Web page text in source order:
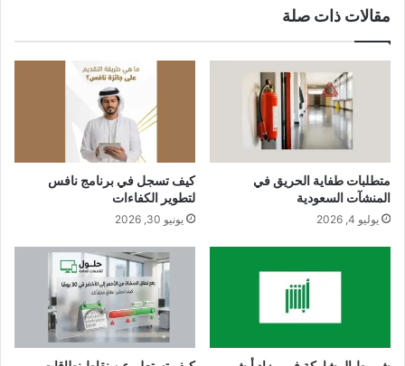
مقالات ذات صلة
متطلبات طفاية الحريق في
المنشآت السعودية
يوليو 4, 2026
كيف تسجل في برنامج نافس
لتطوير الكفاءات
يونيو 30, 2026